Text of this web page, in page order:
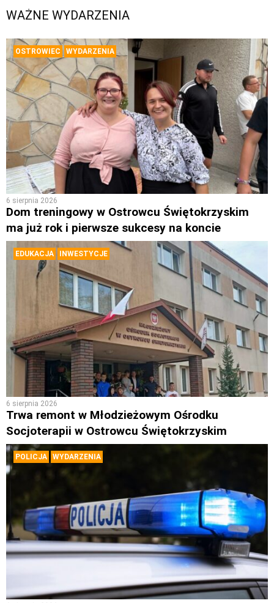
WAŻNE WYDARZENIA
OSTROWIEC WYDARZENIA
6 sierpnia 2026
Dom treningowy w Ostrowcu Świętokrzyskim
ma już rok i pierwsze sukcesy na koncie
EDUKACJA INWESTYCJE
6 sierpnia 2026
Trwa remont w Młodzieżowym Ośrodku
Socjoterapii w Ostrowcu Świętokrzyskim
POLICJA WYDARZENIA